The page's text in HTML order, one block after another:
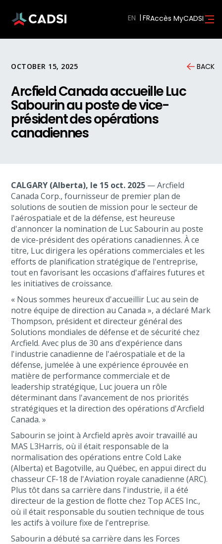
EN Accès MyCADSI
OCTOBER 15, 2025 BACK
Arcfield Canada accueille Luc
Sabourin au poste de vice-
président des opérations
canadiennes
CALGARY (Alberta), le 15 oct. 2025 — Arcfield
Canada Corp., fournisseur de premier plan de
solutions de soutien de mission pour le secteur de
l'aérospatiale et de la défense, est heureuse
d'annoncer la nomination de Luc Sabourin au poste
de vice-président des opérations canadiennes. À ce
titre, Luc dirigera les opérations commerciales et les
efforts de planification stratégique de l'entreprise,
tout en favorisant les occasions d'affaires futures et
les initiatives de croissance.
« Nous sommes heureux d'accueillir Luc au sein de
notre équipe de direction au Canada », a déclaré Mark
Thompson, président et directeur général des
Solutions mondiales de défense et de sécurité chez
Arcfield. Avec plus de 30 ans d'expérience dans
l'industrie canadienne de l'aérospatiale et de la
défense, jumelée à une expérience éprouvée en
matière de performance commerciale et de
leadership stratégique, Luc jouera un rôle
déterminant dans l'avancement de nos priorités
stratégiques et la direction des opérations d'Arcfield
Canada. »
Sabourin se joint à Arcfield après avoir travaillé au
MAS L3Harris, où il était responsable de la
normalisation des opérations entre Cold Lake
(Alberta) et Bagotville, au Québec, en appui direct du
chasseur CF-18 de l'Aviation royale canadienne (ARC).
Plus tôt dans sa carrière dans l'industrie, il a été
directeur de la gestion de flotte chez Top ACES Inc.,
où il était responsable du soutien technique de tous
les actifs à voilure fixe de l'entreprise.
Sabourin a débuté sa carrière dans les Forces